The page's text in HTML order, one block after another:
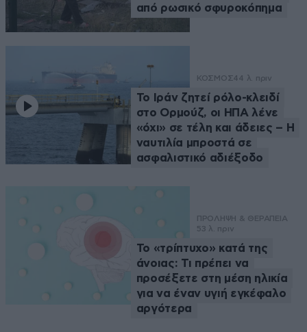
από ρωσικό σφυροκόπημα
ΚΟΣΜΟΣ44 λ. πριν
Το Ιράν ζητεί ρόλο-κλειδί
στο Ορμούζ, οι ΗΠΑ λένε
«όχι» σε τέλη και άδειες – Η
ναυτιλία μπροστά σε
ασφαλιστικό αδιέξοδο
ΠΡΟΛΗΨΗ & ΘΕΡΑΠΕΙΑ
53 λ. πριν
Το «τρίπτυχο» κατά της
άνοιας: Τι πρέπει να
προσέξετε στη μέση ηλικία
για να έναν υγιή εγκέφαλο
αργότερα